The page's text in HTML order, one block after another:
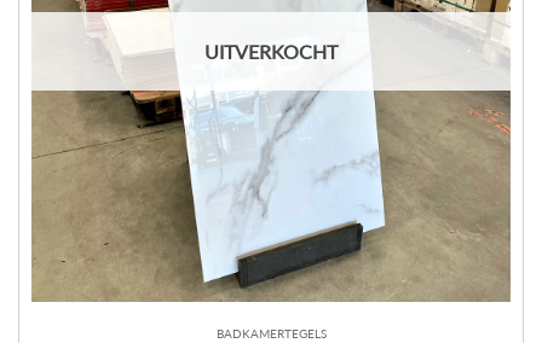
UITVERKOCHT
BADKAMERTEGELS